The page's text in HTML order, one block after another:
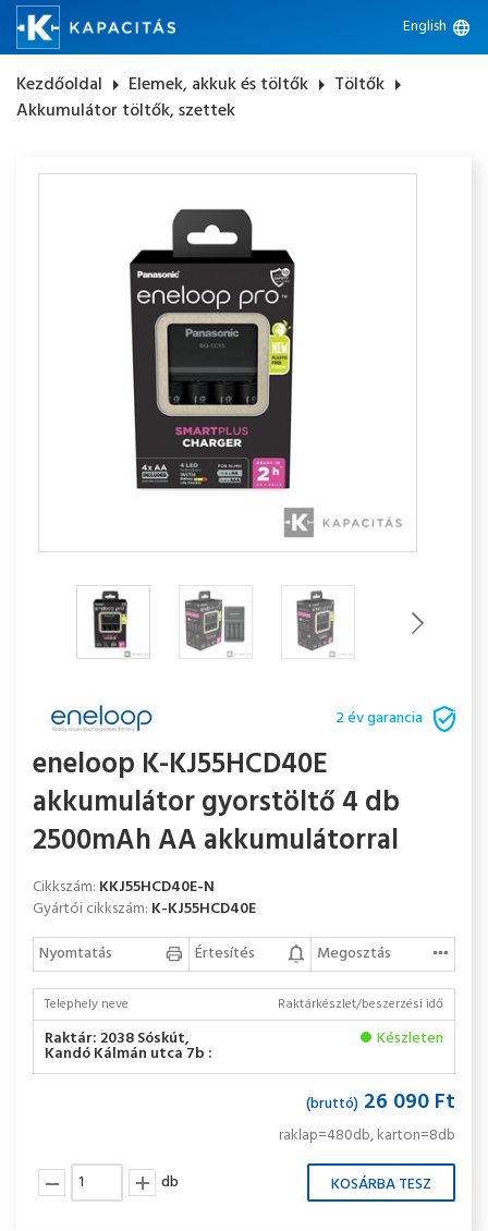
English language
Kezdőoldal arrow_right Elemek, akkuk és töltők arrow_right Töltők arrow_right
Akkumulátor töltők, szettek
2 év garancia
eneloop K-KJ55HCD40E
akkumulátor gyorstöltő 4 db
2500mAh AA akkumulátorral
Cikkszám: KKJ55HCD40E-N
Gyártói cikkszám: K-KJ55HCD40E
Nyomtatás
Értesítés Megosztás
Telephely neve Raktárkészlet/beszerzési idő
Raktár: 2038 Sóskút,
Kandó Kálmán utca 7b :
Készleten
(bruttó) 26 090 Ft
raklap=480db, karton=8db
db